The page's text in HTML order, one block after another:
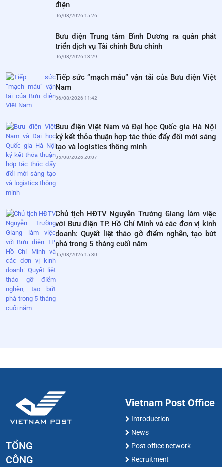
điện
06/08/2026 15:26
Bưu điện Trung tâm Bình Dương ra quân phát
triển dịch vụ Tài chính Bưu chính
06/08/2026 13:29
Tiếp sức “mạch máu” vận tải của Bưu điện Việt
Nam
06/08/2026 11:42
Bưu điện Việt Nam và Đại học Quốc gia Hà Nội
ký kết thỏa thuận hợp tác thúc đẩy đổi mới sáng
tạo và logistics thông minh
05/08/2026 20:07
Chủ tịch HĐTV Nguyễn Trường Giang làm việc
với Bưu điện TP. Hồ Chí Minh và các đơn vị kinh
doanh: Quyết liệt tháo gỡ điểm nghẽn, tạo bứt
phá trong 5 tháng cuối năm
05/08/2026 15:30
TỔNG
CÔNG
Vietnam Post Office
Introduction
News
Post office network
Recruitment